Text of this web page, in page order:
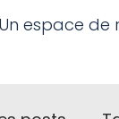
Un espace de